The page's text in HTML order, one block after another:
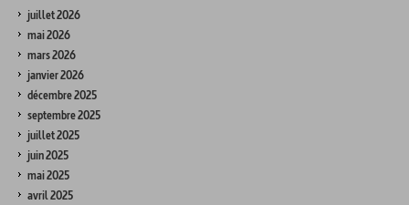
juillet 2026
mai 2026
mars 2026
janvier 2026
décembre 2025
septembre 2025
juillet 2025
juin 2025
mai 2025
avril 2025